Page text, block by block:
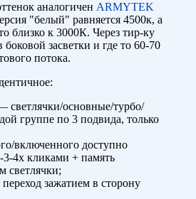
аналогичен ARMYTEK
"белый" равняется 4500к, а
близко к 3000К. Через тир-ку
боковой засветки и где то 60-70
потока.
основные/турбо/
группе по 3 подвида, только
включенного доступно
3-4х кликами + память
светлячки;
зажатием в сторону